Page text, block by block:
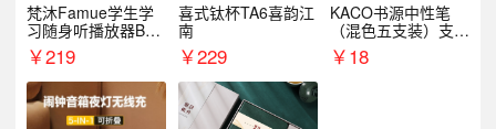
梵沐Famue学生学
习随身听播放器BL1
5（64G）
￥219
喜式钛杯TA6喜韵江
南
￥229
KACO书源中性笔
（混色五支装）支持
logo定制
￥18